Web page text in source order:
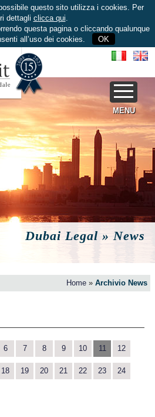
questo sito utilizza i cookies. Per
dettagli clicca qui.
questa pagina o cliccando qualunque
all’uso dei cookies.
OK
MENU
Dubai Legal » News
Home »Archivio News
6 7 8 9 10 11 12
18 19 20 21 22 23 24